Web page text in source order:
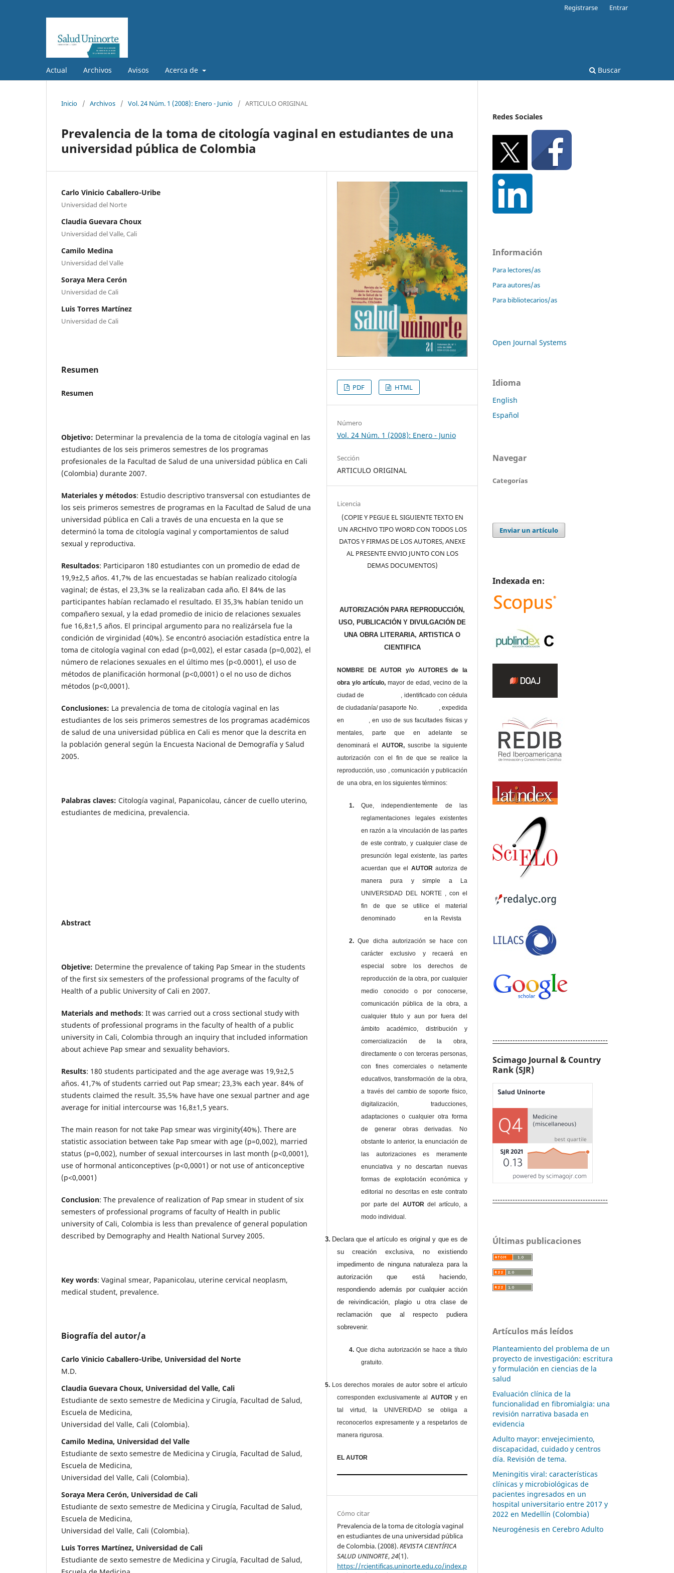
Actual Archivos Avisos Acerca de Buscar
Registrarse Entrar
Inicio / Archivos / Vol. 24 Núm. 1 (2008): Enero - Junio / ARTICULO ORIGINAL
Prevalencia de la toma de citología vaginal en estudiantes de una
universidad pública de Colombia
Carlo Vinicio Caballero-Uribe
Universidad del Norte
Claudia Guevara Choux
Universidad del Valle, Cali
Camilo Medina
Universidad del Valle
Soraya Mera Cerón
Universidad de Cali
Luis Torres Martínez
Universidad de Cali
Resumen
Resumen
Objetivo: Determinar la prevalencia de la toma de citología vaginal en las
estudiantes de los seis primeros semestres de los programas
profesionales de la Facultad de Salud de una universidad pública en Cali
(Colombia) durante 2007.
Materiales y métodos: Estudio descriptivo transversal con estudiantes de
los seis primeros semestres de programas en la Facultad de Salud de una
universidad pública en Cali a través de una encuesta en la que se
determinó la toma de citología vaginal y comportamientos de salud
sexual y reproductiva.
Resultados: Participaron 180 estudiantes con un promedio de edad de
19,9±2,5 años. 41,7% de las encuestadas se habían realizado citología
vaginal; de éstas, el 23,3% se la realizaban cada año. El 84% de las
participantes habían reclamado el resultado. El 35,3% habían tenido un
compañero sexual, y la edad promedio de inicio de relaciones sexuales
fue 16,8±1,5 años. El principal argumento para no realizársela fue la
condición de virginidad (40%). Se encontró asociación estadística entre la
toma de citología vaginal con edad (p=0,002), el estar casada (p=0,002), el
número de relaciones sexuales en el último mes (p<0.0001), el uso de
métodos de planificación hormonal (p<0,0001) o el no uso de dichos
métodos (p<0,0001).
Conclusiones: La prevalencia de toma de citología vaginal en las
estudiantes de los seis primeros semestres de los programas académicos
de salud de una universidad pública en Cali es menor que la descrita en
la población general según la Encuesta Nacional de Demografía y Salud
2005.
Palabras claves: Citología vaginal, Papanicolau, cáncer de cuello uterino,
estudiantes de medicina, prevalencia.
Abstract
Objetive: Determine the prevalence of taking Pap Smear in the students
of the first six semesters of the professional programs of the faculty of
Health of a public University of Cali en 2007.
Materials and methods: It was carried out a cross sectional study with
students of professional programs in the faculty of health of a public
university in Cali, Colombia through an inquiry that included information
about achieve Pap smear and sexuality behaviors.
Results: 180 students participated and the age average was 19,9±2,5
años. 41,7% of students carried out Pap smear; 23,3% each year. 84% of
students claimed the result. 35,5% have have one sexual partner and age
average for initial intercourse was 16,8±1,5 years.
The main reason for not take Pap smear was virginity(40%). There are
statistic association between take Pap smear with age (p=0,002), married
status (p=0,002), number of sexual intercourses in last month (p<0,0001),
use of hormonal anticonceptives (p<0,0001) or not use of anticonceptive
(p<0,0001)
Conclusion: The prevalence of realization of Pap smear in student of six
semesters of professional programs of faculty of Health in public
university of Cali, Colombia is less than prevalence of general population
described by Demography and Health National Survey 2005.
Key words: Vaginal smear, Papanicolau, uterine cervical neoplasm,
medical student, prevalence.
Biografía del autor/a
Carlo Vinicio Caballero-Uribe, Universidad del Norte
M.D.
Claudia Guevara Choux, Universidad del Valle, Cali
Estudiante de sexto semestre de Medicina y Cirugía, Facultad de Salud,
Escuela de Medicina,
Universidad del Valle, Cali (Colombia).
Camilo Medina, Universidad del Valle
Estudiante de sexto semestre de Medicina y Cirugía, Facultad de Salud,
Escuela de Medicina,
Universidad del Valle, Cali (Colombia).
Soraya Mera Cerón, Universidad de Cali
Estudiante de sexto semestre de Medicina y Cirugía, Facultad de Salud,
Escuela de Medicina,
Universidad del Valle, Cali (Colombia).
Luis Torres Martínez, Universidad de Cali
Estudiante de sexto semestre de Medicina y Cirugía, Facultad de Salud,
PDF HTML
Número
Vol. 24 Núm. 1 (2008): Enero - Junio
Sección
ARTICULO ORIGINAL
Licencia
(COPIE Y PEGUE EL SIGUIENTE TEXTO EN
UN ARCHIVO TIPO WORD CON TODOS LOS
DATOS Y FIRMAS DE LOS AUTORES, ANEXE
AL PRESENTE ENVIO JUNTO CON LOS
DEMAS DOCUMENTOS)
AUTORIZACIÓN PARA REPRODUCCIÓN,
USO, PUBLICACIÓN Y DIVULGACIÓN DE
UNA OBRA LITERARIA, ARTISTICA O
CIENTIFICA
NOMBRE DE AUTOR y/o AUTORES de la
obra y/o artículo,mayor de edad, vecino de la
ciudad de , identificado con cédula
de ciudadanía/ pasaporte No. , expedida
en , en uso de sus facultades físicas y
mentales, parte que en adelante se
denominará el AUTOR,suscribe la siguiente
autorización con el fin de que se realice la
reproducción, uso , comunicación y publicación
de una obra, en los siguientes términos:
1.
Que, independientemente de las
reglamentaciones legales existentes
en razón a la vinculación de las partes
de este contrato, y cualquier clase de
presunción legal existente, las partes
acuerdan que el AUTORautoriza de
manera pura y simple a La
UNIVERSIDAD DEL NORTE , con el
fin de que se utilice el material
denominado en la Revista
2. Que dicha autorización se hace con
carácter exclusivo y recaerá en
especial sobre los derechos de
reproducción de la obra, por cualquier
medio conocido o por conocerse,
comunicación pública de la obra, a
cualquier titulo y aun por fuera del
ámbito académico, distribución y
comercialización de la obra,
directamente o con terceras personas,
con fines comerciales o netamente
educativos, transformación de la obra,
a través del cambio de soporte físico,
digitalización, traducciones,
adaptaciones o cualquier otra forma
de generar obras derivadas. No
obstante lo anterior, la enunciación de
las autorizaciones es meramente
enunciativa y no descartan nuevas
formas de explotación económica y
editorial no descritas en este contrato
por parte del AUTOR del artículo, a
modo individual.
3. Declara que el artículo es original y que es de
su creación exclusiva, no existiendo
impedimento de ninguna naturaleza para la
autorización que está haciendo,
respondiendo además por cualquier acción
de reivindicación, plagio u otra clase de
reclamación que al respecto pudiera
sobrevenir.
4. Que dicha autorización se hace a título
gratuito.
5. Los derechos morales de autor sobre el artículo
corresponden exclusivamente al AUTOR y en
tal virtud, la UNIVERIDAD se obliga a
reconocerlos expresamente y a respetarlos de
manera rigurosa.
EL AUTOR
Cómo citar
Prevalencia de la toma de citología vaginal
en estudiantes de una universidad pública
de Colombia. (2008).REVISTA CIENTÍFICA
SALUD UNINORTE,24(1).
https://rcientificas.uninorte.edu.co/index.p
Redes Sociales
Información
Para lectores/as
Para autores/as
Para bibliotecarios/as
Open Journal Systems
Idioma
English
Español
Navegar
Categorías
Enviar un artículo
Indexada en:
----------------------------------------------
Scimago Journal & Country
Rank (SJR)
----------------------------------------------
Últimas publicaciones
Artículos más leídos
Planteamiento del problema de un
proyecto de investigación: escritura
y formulación en ciencias de la
salud
Evaluación clínica de la
funcionalidad en fibromialgia: una
revisión narrativa basada en
evidencia
Adulto mayor: envejecimiento,
discapacidad, cuidado y centros
día. Revisión de tema.
Meningitis viral: características
clínicas y microbiológicas de
pacientes ingresados en un
hospital universitario entre 2017 y
2022 en Medellín (Colombia)
Neurogénesis en Cerebro Adulto